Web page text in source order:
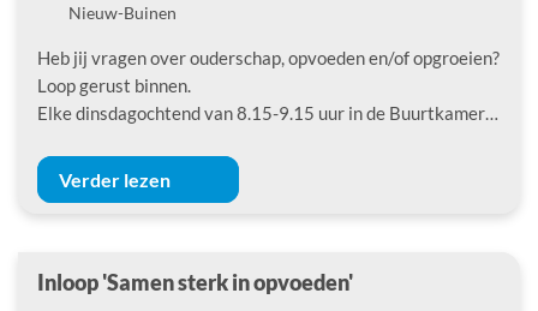
Nieuw-Buinen
Heb jij vragen over ouderschap, opvoeden en/of opgroeien?
Loop gerust binnen.
Elke dinsdagochtend van 8.15-9.15 uur in de Buurtkamer…
Verder lezen
Inloop 'Samen sterk in opvoeden'